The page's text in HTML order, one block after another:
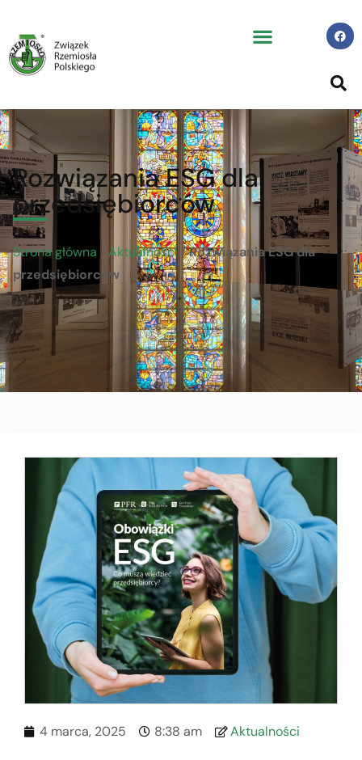
Rozwiązania ESG dla
przedsiębiorców
Strona główna / Aktualności/Rozwiązania ESG dla
przedsiębiorców
4 marca, 2025 8:38 am Aktualności